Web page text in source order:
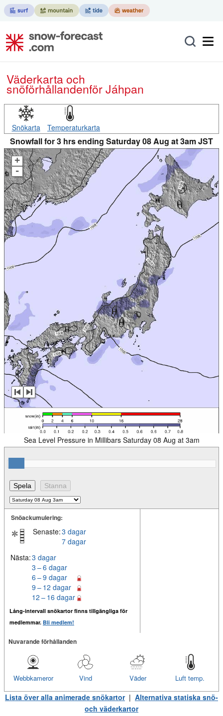
Väderkarta och
snöförhållandenför Jáhpan
Snökarta Temperaturkarta
Snowfall for 3 hrs ending Saturday 08 Aug at 3am JST
+
-
Sea Level Pressure in Millibars Saturday 08 Aug at 3am
Snöackumulering:
Senaste:3 dagar
7 dagar
Nästa:3 dagar
3 – 6 dagar
6 – 9 dagar
9 – 12 dagar
12 – 16 dagar
Lång-intervall snökartor finns tillgängliga för
medlemmar. Bli medlem!
Nuvarande förhållanden
Luft temp.
Väder
Vind
Webbkameror
Lista över alla animerade snökartor| Alternativa statiska snö-
och väderkartor